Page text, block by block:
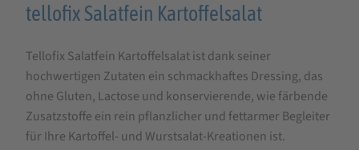
Produktbeschreibung
tellofix
Salatfein
Kartoffelsalat,
350
tellofix Salatfein Kartoffelsalat
Tellofix Salatfein Kartoffelsalat ist dank seiner
hochwertigen Zutaten ein schmackhaftes Dressing, das
ohne Gluten, Lactose und konservierende, wie färbende
Zusatzstoffe ein rein pflanzlicher und fettarmer Begleiter
für Ihre Kartoffel- und Wurstsalat-Kreationen ist.